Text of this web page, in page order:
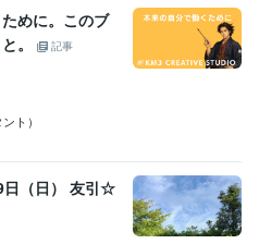
めに。このブ
。
記事
ト）
（日） 友引☆